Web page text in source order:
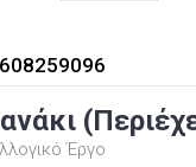
Έργο